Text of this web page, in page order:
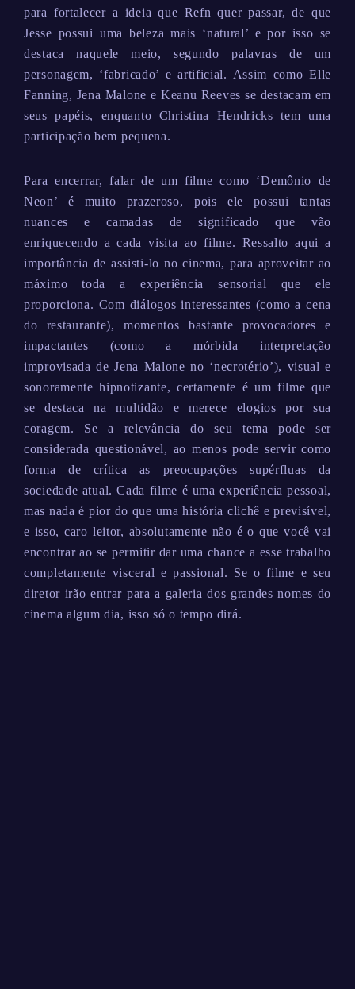
para fortalecer a ideia que Refn quer passar, de que
Jesse possui uma beleza mais ‘natural’ e por isso se
destaca naquele meio, segundo palavras de um
personagem, ‘fabricado’ e artificial. Assim como Elle
Fanning, Jena Malone e Keanu Reeves se destacam em
seus papéis, enquanto Christina Hendricks tem uma
participação bem pequena.
Para encerrar, falar de um filme como ‘Demônio de
Neon’ é muito prazeroso, pois ele possui tantas
nuances e camadas de significado que vão
enriquecendo a cada visita ao filme. Ressalto aqui a
importância de assisti-lo no cinema, para aproveitar ao
máximo toda a experiência sensorial que ele
proporciona. Com diálogos interessantes (como a cena
do restaurante), momentos bastante provocadores e
impactantes (como a mórbida interpretação
improvisada de Jena Malone no ‘necrotério’), visual e
sonoramente hipnotizante, certamente é um filme que
se destaca na multidão e merece elogios por sua
coragem. Se a relevância do seu tema pode ser
considerada questionável, ao menos pode servir como
forma de crítica as preocupações supérfluas da
sociedade atual. Cada filme é uma experiência pessoal,
mas nada é pior do que uma história clichê e previsível,
e isso, caro leitor, absolutamente não é o que você vai
encontrar ao se permitir dar uma chance a esse trabalho
completamente visceral e passional. Se o filme e seu
diretor irão entrar para a galeria dos grandes nomes do
cinema algum dia, isso só o tempo dirá.